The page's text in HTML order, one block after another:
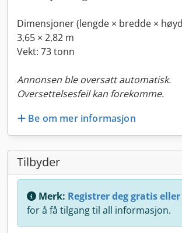
Dimensjoner (lengde × bredde ×
3,65 × 2,82 m
Vekt: 73 tonn
Annonsen ble oversatt automatisk.
Oversettelsesfeil kan forekomme.
Be om mer informasjon
Tilbyder
Merk: Registrer deg gratis
for å få tilgang til all informasjon.